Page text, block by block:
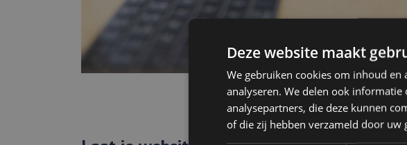
Deze website maakt
We gebruiken cookies om inhoud
analyseren. We delen ook
analysepartners, die deze kunnen
of die zij hebben verzameld door uw